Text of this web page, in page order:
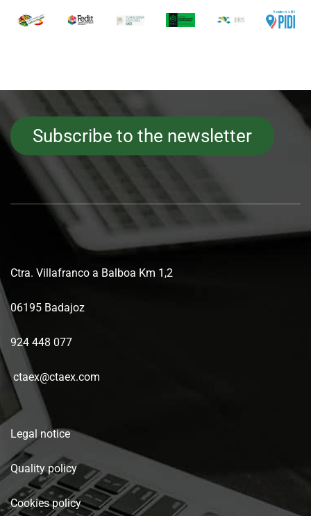
Subscribe to the newsletter
Ctra. Villafranco a Balboa Km 1,2
06195 Badajoz
924 448 077
ctaex@ctaex.com
Legal notice
Quality policy
Cookies policy